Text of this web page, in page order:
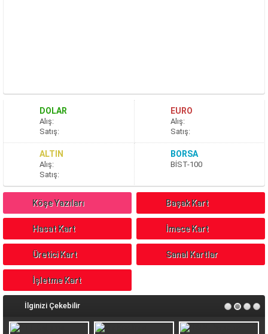
DOLAR
Alış:
Satış:
EURO
Alış:
Satış:
ALTIN
Alış:
Satış:
BORSA
BİST-100
Köşe Yazıları Başak Kart
Hasat Kart İmece Kart
Üretici Kart Sanal Kartlar
İşletme Kart
İlginizi Çekebilir